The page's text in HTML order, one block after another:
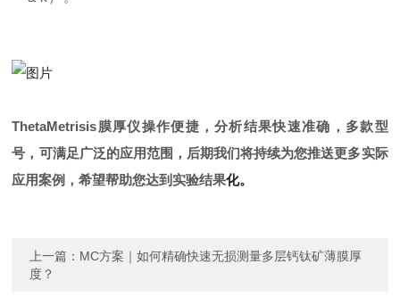
ThetaMetrisis膜厚仪操作便捷，分析结果快速准确，多款型
号，可满足广泛的应用范围，后期我们将持续为您推送更多实际
应用案例，希望帮助您达到实验结果化。
上一篇： MC方案｜如何精确快速无损测量多层钙钛矿薄膜厚
度？